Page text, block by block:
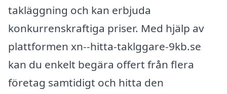
takläggning och kan erbjuda
konkurrenskraftiga priser. Med hjälp av
plattformen xn--hitta-taklggare-9kb.se
kan du enkelt begära offert från flera
företag samtidigt och hitta den